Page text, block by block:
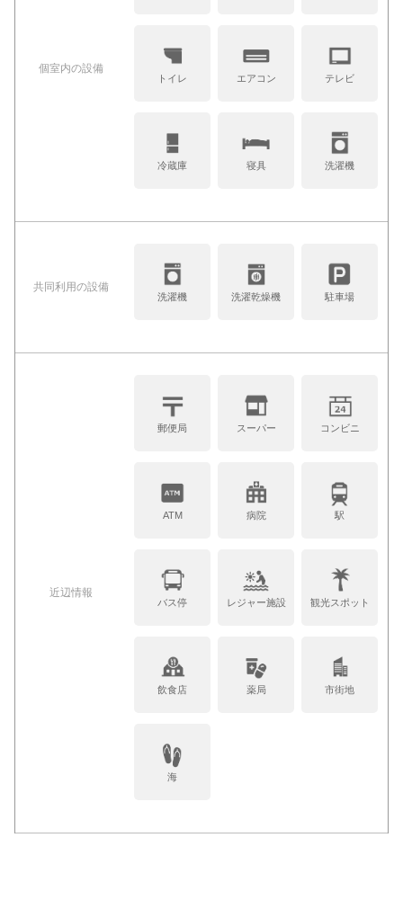
個室内の設備
トイレ エアコン テレビ
冷蔵庫 寝具 洗濯機
共同利⽤の設備
洗濯機 洗濯乾燥機 駐車場
近辺情報
郵便局 スーパー コンビニ
ATM 病院 駅
バス停 レジャー施設 観光スポット
飲食店 薬局 市街地
海